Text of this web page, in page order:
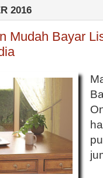
2016
Mudah Bayar